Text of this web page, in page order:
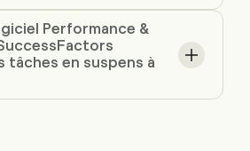
Performance &
tâches en suspens à